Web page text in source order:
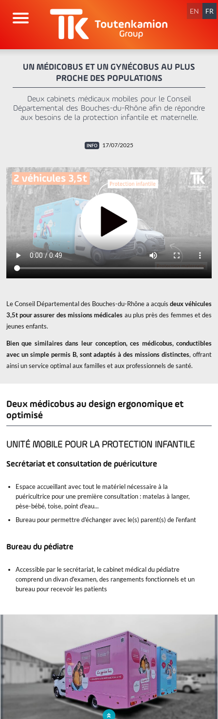
contenu
EN FR
UN MÉDICOBUS ET UN GYNÉCOBUS AU PLUS
PROCHE DES POPULATIONS
Deux cabinets médicaux mobiles pour le Conseil
Départemental des Bouches-du-Rhône afin de répondre
aux besoins de la protection infantile et maternelle.
17/07/2025
Le Conseil Départemental des Bouches-du-Rhône a acquisdeux véhicules
3,5t pour assurer des missions médicales au plus près des femmes et des
jeunes enfants.
Bien que similaires dans leur conception, ces médicobus, conductibles
avec un simple permis B, sont adaptés à des missions distinctes, offrant
ainsi un service optimal aux familles et aux professionnels de santé.
Deux médicobus au design ergonomique et
optimisé
UNITÉ MOBILE POUR LA PROTECTION INFANTILE
Secrétariat et consultation de puériculture
Espace accueillant avec tout le matériel nécessaire à la
puéricultrice pour une première consultation : matelas à langer,
pèse-bébé, toise, point d'eau...
Bureau pour permettre d'échanger avec le(s) parent(s) de l'enfant
Bureau du pédiatre
Accessible par le secrétariat, le cabinet médical du pédiatre
comprend un divan d'examen, des rangements fonctionnels et un
bureau pour recevoir les patients
x